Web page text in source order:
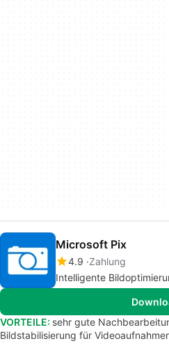
Microsoft Pix
4.9 Zahlung
Intelligente
VORTEILE: sehr gute
Bildstabilisierung für